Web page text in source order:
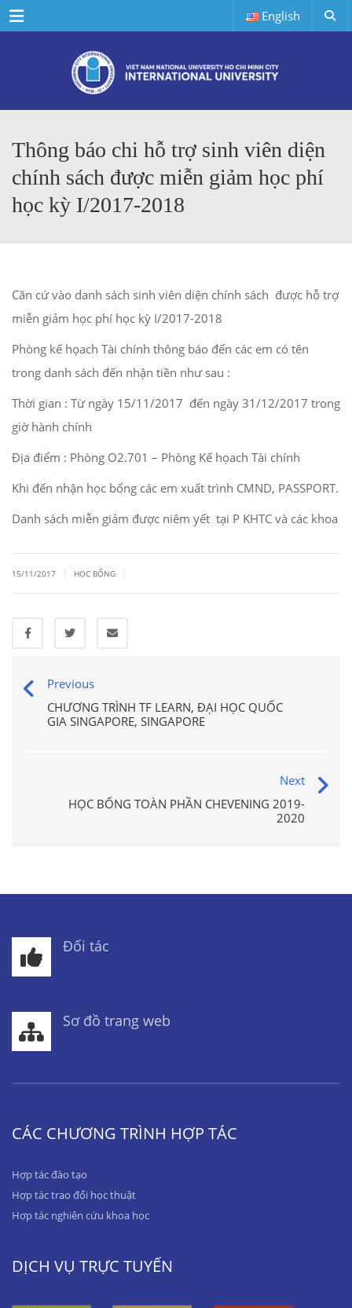
Menu English
Thông báo chi hỗ trợ sinh viên diện
chính sách được miễn giảm học phí
học kỳ I/2017-2018
Căn cứ vào danh sách sinh viên diện chính sách được hỗ trợ
miễn giảm học phí học kỳ I/2017-2018
Phòng kế họach Tài chính thông báo đến các em có tên
trong danh sách đến nhận tiền như sau :
Thời gian : Từ ngày 15/11/2017 đến ngày 31/12/2017 trong
giờ hành chính
Địa điểm : Phòng O2.701 – Phòng Kế họach Tài chính
Khi đến nhận học bổng các em xuất trình CMND, PASSPORT.
Danh sách miễn giảm được niêm yết tại P KHTC và các khoa
15/11/2017 HỌC BỔNG
Previous
CHƯƠNG TRÌNH TF LEARN, ĐẠI HỌC QUỐC
GIA SINGAPORE, SINGAPORE
Next
HỌC BỔNG TOÀN PHẦN CHEVENING 2019-
2020
Đối tác
Sơ đồ trang web
CÁC CHƯƠNG TRÌNH HỢP TÁC
Hợp tác đào tạo
Hợp tác trao đổi học thuật
Hợp tác nghiên cứu khoa học
DỊCH VỤ TRỰC TUYẾN